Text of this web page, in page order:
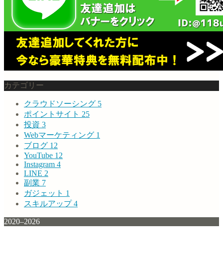
カテゴリー
クラウドソーシング 5
ポイントサイト 25
投資 3
Webマーケティング 1
ブログ 12
YouTube 12
Instagram 4
LINE 2
副業 7
ガジェット 1
スキルアップ4
2020–2026